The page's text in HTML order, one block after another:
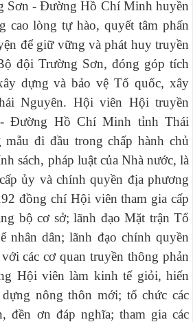
Sơn - Đường Hồ Chí Minh huyền
cao lòng tự hào, quyết tâm phấn
để giữ vững và phát huy truyền
đội Trường Sơn, đóng góp tích
dựng và bảo vệ Tổ quốc, xây
Nguyên. Hội viên Hội truyền
Đường Hồ Chí Minh tỉnh Thái
đi đầu trong chấp hành chủ
sách, pháp luật của Nhà nước, là
ủy và chính quyền địa phương
đồng chí Hội viên tham gia cấp
bộ cơ sở; lãnh đạo Mặt trận Tổ
nhân dân; lãnh đạo chính quyền
các cơ quan truyền thông phản
Hội viên làm kinh tế giỏi, hiến
nông thôn mới; tổ chức các
đền ơn đáp nghĩa; tham gia các